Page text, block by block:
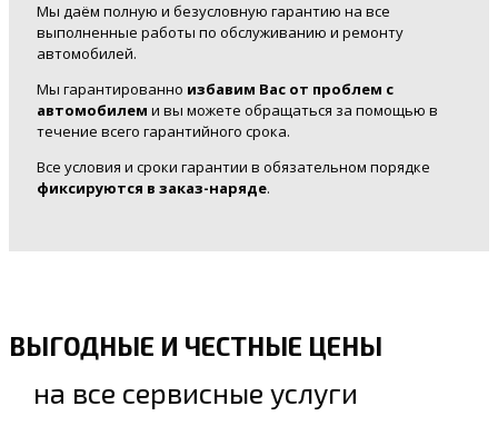
Мы даём полную и безусловную гарантию на все
выполненные работы по обслуживанию и ремонту
автомобилей.
Мы гарантированно избавим Вас от проблем с
автомобилем и вы можете обращаться за помощью в
течение всего гарантийного срока.
Все условия и сроки гарантии в обязательном порядке
фиксируются в заказ-наряде.
ВЫГОДНЫЕ И ЧЕСТНЫЕ ЦЕНЫ
на все сервисные услуги